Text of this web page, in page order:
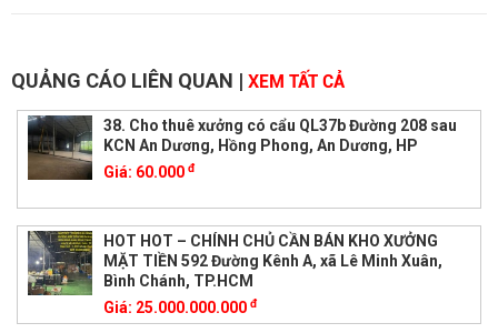
QUẢNG CÁO LIÊN QUAN | XEM TẤT CẢ
38. Cho thuê xưởng có cẩu QL37b Đường 208 sau
KCN An Dương, Hồng Phong, An Dương, HP
Giá: 60.000 đ
HOT HOT – CHÍNH CHỦ CẦN BÁN KHO XƯỞNG
MẶT TIỀN 592 Đường Kênh A, xã Lê Minh Xuân,
Bình Chánh, TP.HCM
Giá: 25.000.000.000 đ